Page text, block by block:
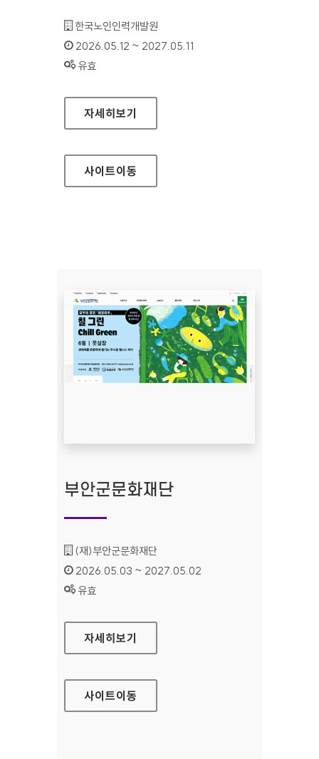
기관명 :
한국노인인력개발원
인증기간 :
2026.05.12 ~ 2027.05.11
상태 :
유효
한국노인인력개발원(모바일웹)
자세히보기
사이트이동
부안군문화재단
기관명 :
(재)부안군문화재단
인증기간 :
2026.05.03 ~ 2027.05.02
상태 :
유효
부안군문화재단
자세히보기
사이트이동